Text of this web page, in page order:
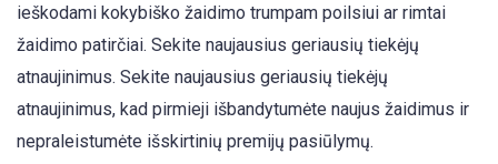
ieškodami kokybiško žaidimo trumpam poilsiui ar rimtai
žaidimo patirčiai. Sekite naujausius geriausių tiekėjų
atnaujinimus. Sekite naujausius geriausių tiekėjų
atnaujinimus, kad pirmieji išbandytumėte naujus žaidimus ir
nepraleistumėte išskirtinių premijų pasiūlymų.